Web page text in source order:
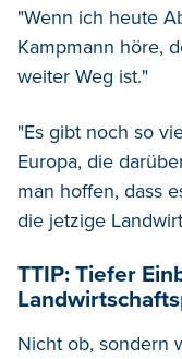
"Wenn ich heute
Kampmann höre,
weiter Weg ist."
"Es gibt noch so
Europa, die
man hoffen, dass
die jetzige
TTIP: Tiefer
Nicht ob, sondern